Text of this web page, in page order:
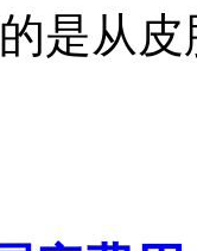
是从